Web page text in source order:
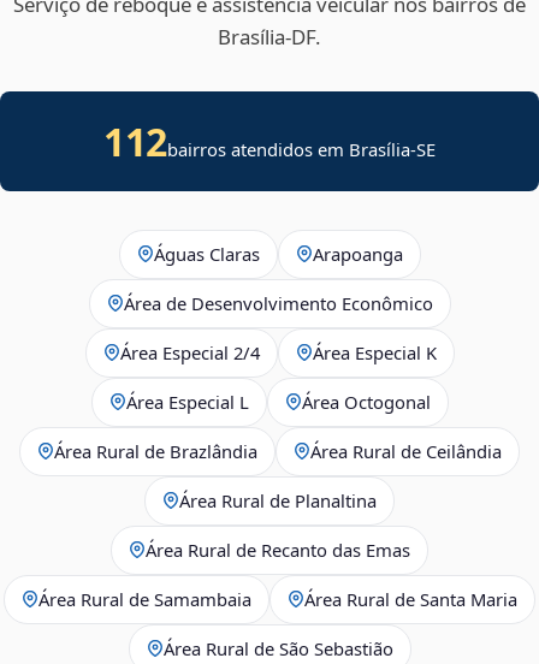
Brasília‑DF.
112bairros atendidos em Brasília-SE
Águas Claras Arapoanga
Área de Desenvolvimento Econômico
Área Especial 2/4 Área Especial K
Área Especial L Área Octogonal
Área Rural de Brazlândia Área Rural de Ceilândia
Área Rural de Planaltina
Área Rural de Recanto das Emas
Área Rural de Samambaia Área Rural de Santa Maria
Área Rural de São Sebastião